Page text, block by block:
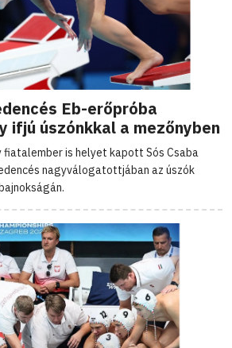
Eb-erőpróba
ifjú úszónkkal a mezőnyben
fiatalember is helyet kapott Sós Csaba
nagyválogatottjában az úszók